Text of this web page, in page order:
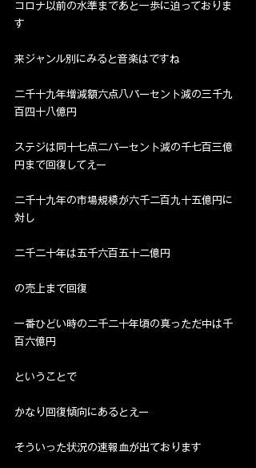
コロナ以前の水準まであと一歩に迫っておりま
す
来ジャンル別にみると音楽はですね
二千十九年増減額六点八パーセント減の三千九
百四十八億円
ステジは同十七点二パーセント減の千七百三億
円まで回復してえー
二千十九年の市場規模が六千二百九十五億円に
対し
二千二十年は五千六百五十二億円
の売上まで回復
一番ひどい時の二千二十年頃の真っただ中は千
百六億円
ということで
かなり回復傾向にあるとえー
そういった状況の速報血が出ております